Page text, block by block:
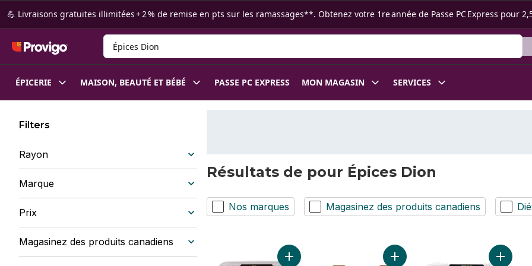
Passer au contenu principal
Passer au pied de page
💪 Livraisons gratuites illimitées + 2 % de remise en pts sur les ramassages**. Obtenez votre 1re année de Passe PC Express pour
Rechercher des produits
ÉPICERIE MAISON, BEAUTÉ ET BÉBÉ PASSE PC EXPRESS MON MAGASIN SERVICES
Filters
Rayon
Marque
Prix
Magasinez des produits canadiens
Résultats de pour Épices Dion
Nos marques Magasinez des produits canadiens
Ajouter Feuilles de laurier moulues au panier
Ajouter Piment de la JamaïqueAjouter